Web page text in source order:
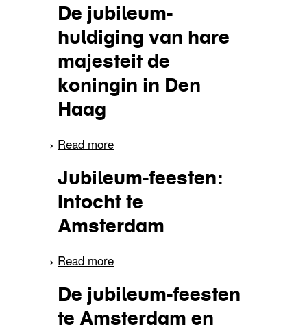
De jubileum-
huldiging van hare
majesteit de
koningin in Den
Haag
Read more
majesteit de koningin in
Den Haag
Jubileum-feesten:
Intocht te
Amsterdam
Read more
De jubileum-feesten
te Amsterdam en